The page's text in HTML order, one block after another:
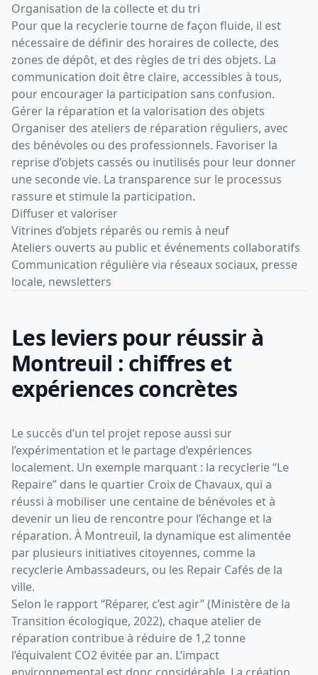
Organisation de la collecte et du tri
Pour que la recyclerie tourne de façon fluide, il est
nécessaire de définir des horaires de collecte, des
zones de dépôt, et des règles de tri des objets. La
communication doit être claire, accessibles à tous,
pour encourager la participation sans confusion.
Gérer la réparation et la valorisation des objets
Organiser des ateliers de réparation réguliers, avec
des bénévoles ou des professionnels. Favoriser la
reprise d’objets cassés ou inutilisés pour leur donner
une seconde vie. La transparence sur le processus
rassure et stimule la participation.
Diffuser et valoriser
Vitrines d’objets réparés ou remis à neuf
Ateliers ouverts au public et événements collaboratifs
Communication régulière via réseaux sociaux, presse
locale, newsletters
Les leviers pour réussir à
Montreuil : chiffres et
expériences concrètes
Le succès d’un tel projet repose aussi sur
l’expérimentation et le partage d’expériences
localement. Un exemple marquant : la recyclerie “Le
Repaire” dans le quartier Croix de Chavaux, qui a
réussi à mobiliser une centaine de bénévoles et à
devenir un lieu de rencontre pour l’échange et la
réparation. À Montreuil, la dynamique est alimentée
par plusieurs initiatives citoyennes, comme la
recyclerie Ambassadeurs, ou les Repair Cafés de la
ville.
Selon le rapport “Réparer, c’est agir” (Ministère de la
Transition écologique, 2022), chaque atelier de
réparation contribue à réduire de 1,2 tonne
l’équivalent CO2 évitée par an. L’impact